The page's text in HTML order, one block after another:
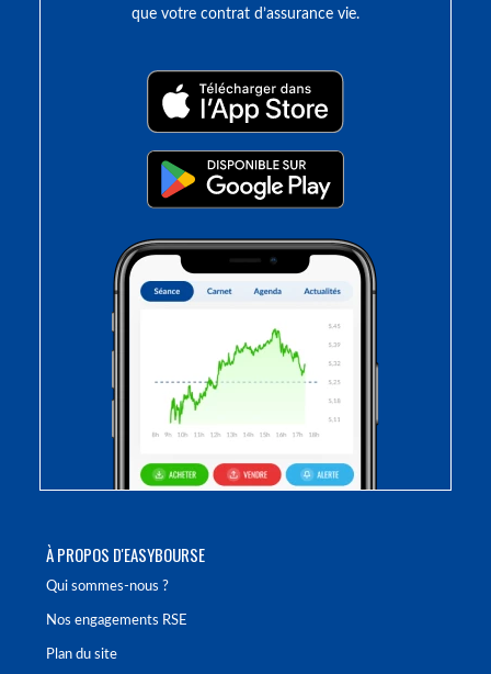
À PROPOS D'EASYBOURSE
Qui sommes-nous ?
Nos engagements RSE
Plan du site
que votre contrat d’assurance vie.